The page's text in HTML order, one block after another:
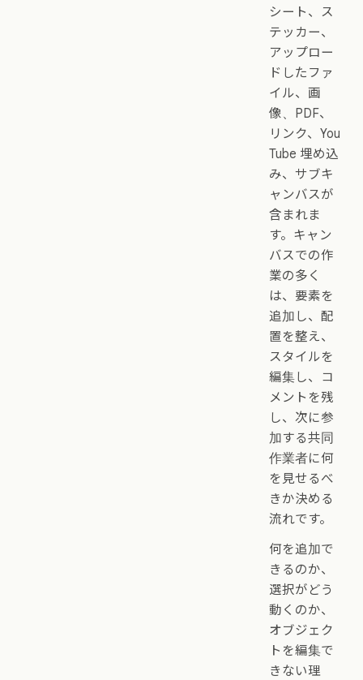
シート、ス
テッカー、
アップロー
ドしたファ
イル、画
像、PDF、
リンク、You
Tube 埋め込
み、サブキ
ャンバスが
含まれま
す。キャン
バスでの作
業の多く
は、要素を
追加し、配
置を整え、
スタイルを
編集し、コ
メントを残
し、次に参
加する共同
作業者に何
を見せるべ
きか決める
流れです。
何を追加で
きるのか、
選択がどう
動くのか、
オブジェク
トを編集で
きない理